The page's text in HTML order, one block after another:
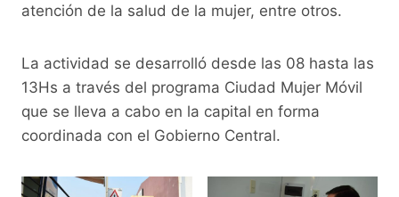
atención de la salud de la mujer, entre otros.
La actividad se desarrolló desde las 08 hasta las
13Hs a través del programa Ciudad Mujer Móvil
que se lleva a cabo en la capital en forma
coordinada con el Gobierno Central.